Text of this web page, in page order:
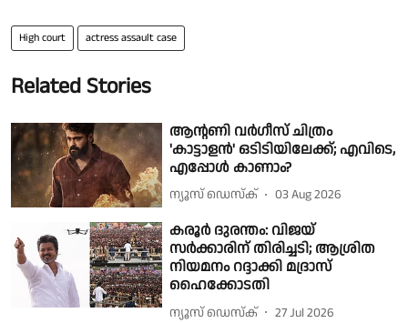
High court actress assault case
Related Stories
ആന്റണി വർഗീസ് ചിത്രം
'കാട്ടാളൻ' ഒടിടിയിലേക്ക്; എവിടെ,
എപ്പോൾ കാണാം?
ന്യൂസ് ഡെസ്ക് 03 Aug 2026
കരൂർ ദുരന്തം: വിജയ്
സര്‍ക്കാരിന് തിരിച്ചടി; ആശ്രിത
നിയമനം റദ്ദാക്കി മദ്രാസ്
ഹൈക്കോടതി
ന്യൂസ് ഡെസ്ക് 27 Jul 2026